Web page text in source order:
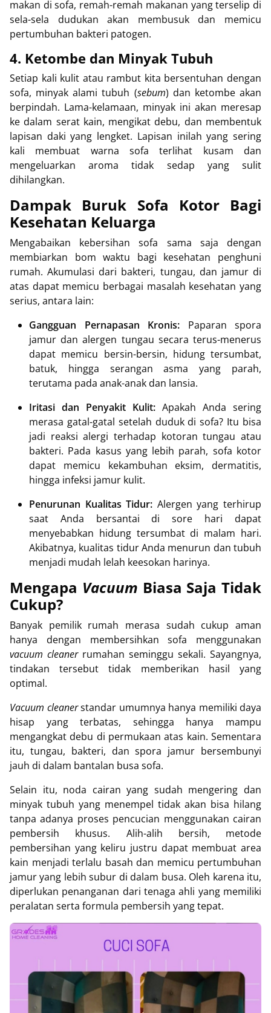
makan di sofa, remah-remah makanan yang terselip di
sela-sela dudukan akan membusuk dan memicu
pertumbuhan bakteri patogen.
4. Ketombe dan Minyak Tubuh
Setiap kali kulit atau rambut kita bersentuhan dengan
sofa, minyak alami tubuh (sebum) dan ketombe akan
berpindah. Lama-kelamaan, minyak ini akan meresap
ke dalam serat kain, mengikat debu, dan membentuk
lapisan daki yang lengket. Lapisan inilah yang sering
kali membuat warna sofa terlihat kusam dan
mengeluarkan aroma tidak sedap yang sulit
dihilangkan.
Dampak Buruk Sofa Kotor Bagi
Kesehatan Keluarga
Mengabaikan kebersihan sofa sama saja dengan
membiarkan bom waktu bagi kesehatan penghuni
rumah. Akumulasi dari bakteri, tungau, dan jamur di
atas dapat memicu berbagai masalah kesehatan yang
serius, antara lain:
Gangguan Pernapasan Kronis: Paparan spora
jamur dan alergen tungau secara terus-menerus
dapat memicu bersin-bersin, hidung tersumbat,
batuk, hingga serangan asma yang parah,
terutama pada anak-anak dan lansia.
Iritasi dan Penyakit Kulit: Apakah Anda sering
merasa gatal-gatal setelah duduk di sofa? Itu bisa
jadi reaksi alergi terhadap kotoran tungau atau
bakteri. Pada kasus yang lebih parah, sofa kotor
dapat memicu kekambuhan eksim, dermatitis,
hingga infeksi jamur kulit.
Penurunan Kualitas Tidur: Alergen yang terhirup
saat Anda bersantai di sore hari dapat
menyebabkan hidung tersumbat di malam hari.
Akibatnya, kualitas tidur Anda menurun dan tubuh
menjadi mudah lelah keesokan harinya.
Mengapa Vacuum Biasa Saja Tidak
Cukup?
Banyak pemilik rumah merasa sudah cukup aman
hanya dengan membersihkan sofa menggunakan
vacuum cleanerrumahan seminggu sekali. Sayangnya,
tindakan tersebut tidak memberikan hasil yang
optimal.
Vacuum cleanerstandar umumnya hanya memiliki daya
hisap yang terbatas, sehingga hanya mampu
mengangkat debu di permukaan atas kain. Sementara
itu, tungau, bakteri, dan spora jamur bersembunyi
jauh di dalam bantalan busa sofa.
Selain itu, noda cairan yang sudah mengering dan
minyak tubuh yang menempel tidak akan bisa hilang
tanpa adanya proses pencucian menggunakan cairan
pembersih khusus. Alih-alih bersih, metode
pembersihan yang keliru justru dapat membuat area
kain menjadi terlalu basah dan memicu pertumbuhan
jamur yang lebih subur di dalam busa. Oleh karena itu,
diperlukan penanganan dari tenaga ahli yang memiliki
peralatan serta formula pembersih yang tepat.